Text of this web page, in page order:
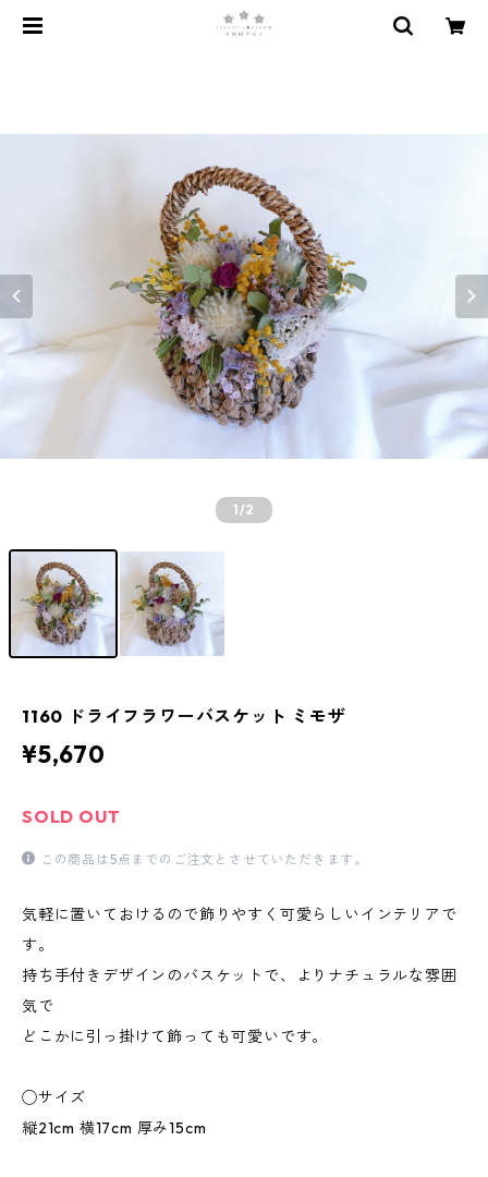
1/2
1160 ドライフラワーバスケット ミモザ
¥5,670
SOLD OUT
この商品は5点までのご注文とさせていただきます。
気軽に置いておけるので飾りやすく可愛らしいインテリアで
す。
持ち手付きデザインのバスケットで、よりナチュラルな雰囲
気で
どこかに引っ掛けて飾っても可愛いです。
◯サイズ
縦21cm 横17cm 厚み15cm